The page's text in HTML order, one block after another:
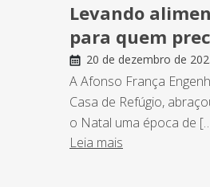
Levando
para quem
20 de dezembro de
A Afonso França
Casa de Refúgio,
o Natal uma época de
Leia mais